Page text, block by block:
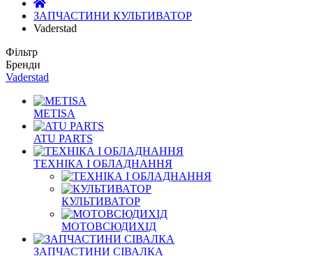
ЗАПЧАСТИНИ КУЛЬТИВАТОР
Vaderstad
Фільтр
Бренди
Vaderstad
METISA
ATU PARTS
ТЕХНІКА І ОБЛАДНАННЯ
КУЛЬТИВАТОР
МОТОВСЮДИХІД
ЗАПЧАСТИНИ СІВАЛКА